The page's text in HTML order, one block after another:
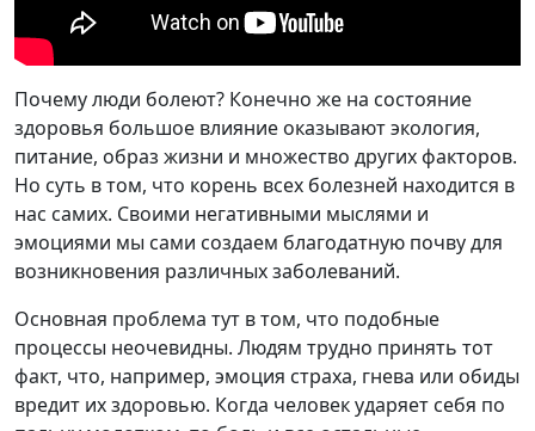
Почему люди болеют? Конечно же на состояние
здоровья большое влияние оказывают экология,
питание, образ жизни и множество других факторов.
Но суть в том, что корень всех болезней находится в
нас самих. Своими негативными мыслями и
эмоциями мы сами создаем благодатную почву для
возникновения различных заболеваний.
Основная проблема тут в том, что подобные
процессы неочевидны. Людям трудно принять тот
факт, что, например, эмоция страха, гнева или обиды
вредит их здоровью. Когда человек ударяет себя по